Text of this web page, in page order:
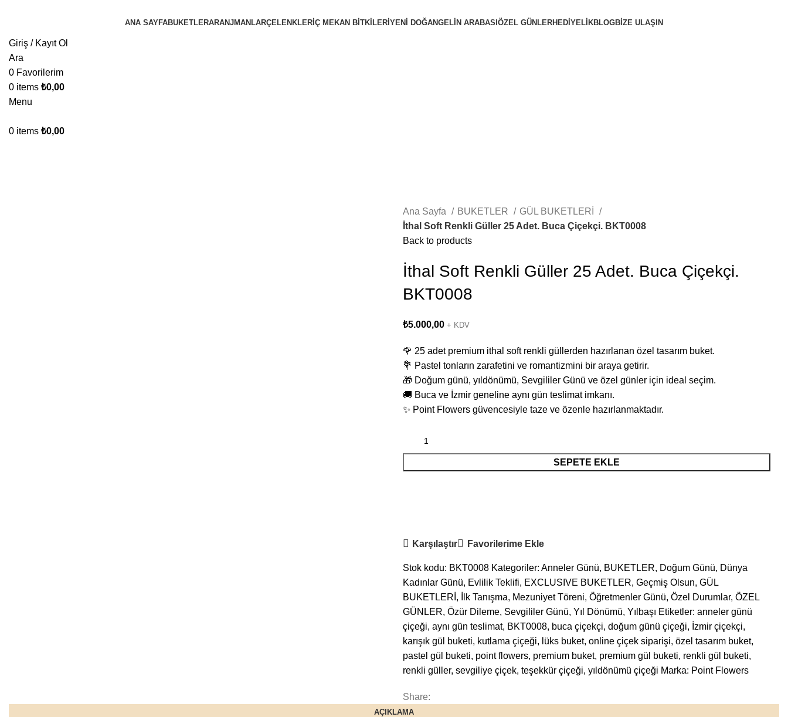
ANA SAYFABUKETLERARANJMANLARÇELENKLER İÇ MEKAN BİTKİLERİ YENİ DOĞANGELİN ARABASI ÖZEL GÜNLERHEDİYELİKBLOGBIZE ULAŞIN
Giriş / Kayıt Ol
Ara
0 Favorilerim
0 items ₺0,00
Menu
0 items ₺0,00
Ana Sayfa BUKETLER
GÜL BUKETLERİ
İthal Soft Renkli Güller 25 Adet. Buca Çiçekçi. BKT0008
Back to products
İthal Soft Renkli Güller 25 Adet. Buca Çiçekçi.
BKT0008
₺5.000,00 + KDV
🌹 25 adet premium ithal soft renkli güllerden hazırlanan özel tasarım buket.
💐 Pastel tonların zarafetini ve romantizmini bir araya getirir.
🎁 Doğum günü, yıldönümü, Sevgililer Günü ve özel günler için ideal seçim.
🚚 Buca ve İzmir geneline aynı gün teslimat imkanı.
✨ Point Flowers güvencesiyle taze ve özenle hazırlanmaktadır.
SEPETE EKLE
Karşılaştır Favorilerime Ekle
Stok kodu: BKT0008 Kategoriler: Anneler Günü, BUKETLER, Doğum Günü, Dünya
Kadınlar Günü, Evlilik Teklifi, EXCLUSIVE BUKETLER, Geçmiş Olsun, GÜL
BUKETLERİ , İlk Tanışma, Mezuniyet Töreni, Öğretmenler Günü, Özel Durumlar, ÖZEL
GÜNLER, Özür Dileme, Sevgililer Günü, Yıl Dönümü, Yılbaşı Etiketler: anneler günü
çiçeği, aynı gün teslimat, BKT0008, buca çiçekçi, doğum günü çiçeği, İzmir çiçekçi,
karışık gül buketi, kutlama çiçeği, lüks buket, online çiçek siparişi, özel tasarım buket,
pastel gül buketi, point flowers, premium buket, premium gül buketi, renkli gül buketi,
renkli güller, sevgiliye çiçek, teşekkür çiçeği, yıldönümü çiçeği Marka: Point Flowers
Share:
AÇIKLAMA